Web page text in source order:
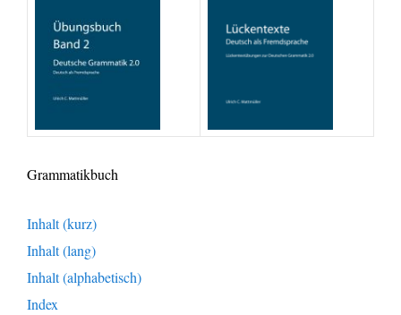
Grammatikbuch
Inhalt (kurz)
Inhalt (lang)
Inhalt (alphabetisch)
Index